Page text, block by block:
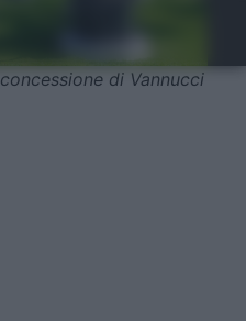
di Vannucci